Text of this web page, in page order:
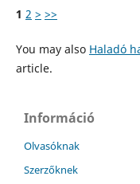
1 2 > >>
You may also Haladó
article.
Információ
Olvasóknak
Szerzőknek